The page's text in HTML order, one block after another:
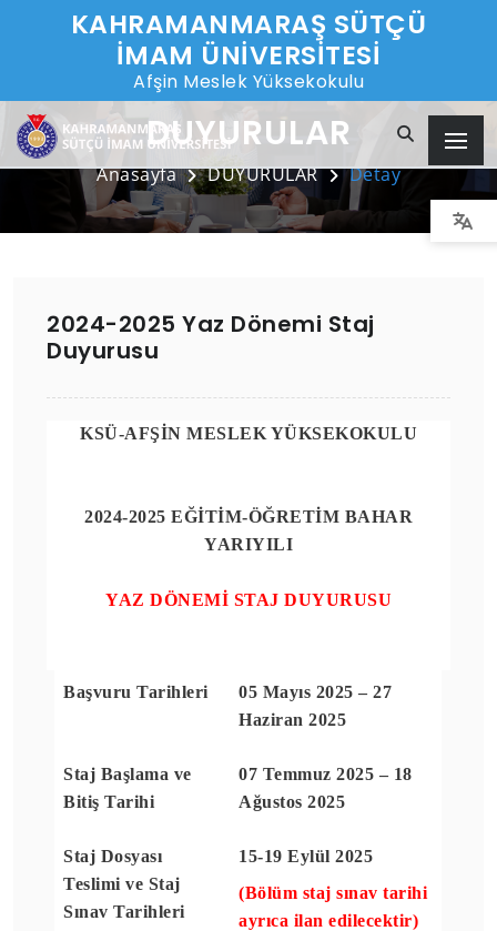
KAHRAMANMARAŞ SÜTÇÜ
İMAM ÜNİVERSİTESİ
Afşin Meslek Yüksekokulu
DUYURULAR
Anasayfa DUYURULAR Detay
2024-2025 Yaz Dönemi Staj
Duyurusu
KSÜ-AFŞİN MESLEK YÜKSEKOKULU
2024-2025 EĞİTİM-ÖĞRETİM BAHAR
YARIYILI
YAZ DÖNEMİ STAJ DUYURUSU
Başvuru Tarihleri
05 Mayıs 2025 – 27
Haziran 2025
Staj Başlama ve
Bitiş Tarihi
07 Temmuz 2025 – 18
Ağustos 2025
Staj Dosyası
Teslimi ve Staj
Sınav Tarihleri
15-19 Eylül 2025
(Bölüm staj sınav tarihi
ayrıca ilan edilecektir)